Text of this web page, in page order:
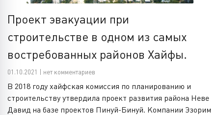
Проект эвакуации при
строительстве в одном из самых
востребованных районов Хайфы.
01.10.2021 | нет комментариев
В 2018 году хайфская комиссия по планированию и
строительству утвердила проект развития района Неве
Давид на базе проектов Пинуй-Бинуй. Компании Эзорим